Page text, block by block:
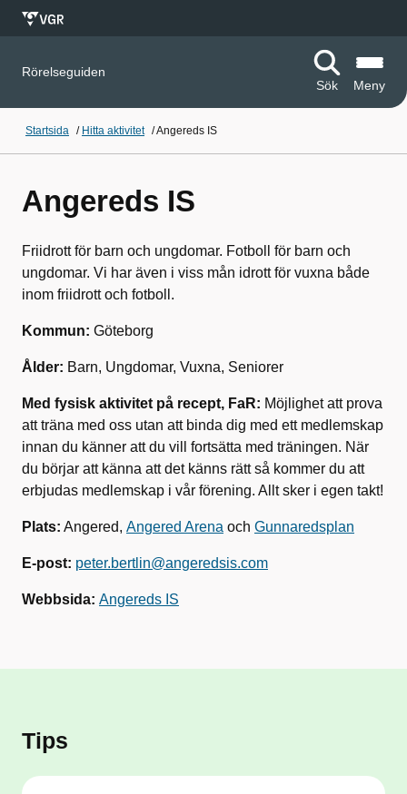
Rörelseguiden
Sök
Meny
Startsida / Hitta aktivitet /Angereds IS
Angereds IS
Friidrott för barn och ungdomar. Fotboll för barn och
ungdomar. Vi har även i viss mån idrott för vuxna både
inom friidrott och fotboll.
Kommun: Göteborg
Ålder: Barn, Ungdomar, Vuxna, Seniorer
Med fysisk aktivitet på recept, FaR: Möjlighet att prova
att träna med oss utan att binda dig med ett medlemskap
innan du känner att du vill fortsätta med träningen. När
du börjar att känna att det känns rätt så kommer du att
erbjudas medlemskap i vår förening. Allt sker i egen takt!
Plats: Angered, Angered Arena och Gunnaredsplan
E-post: peter.bertlin@angeredsis.com
Webbsida: Angereds IS
Tips